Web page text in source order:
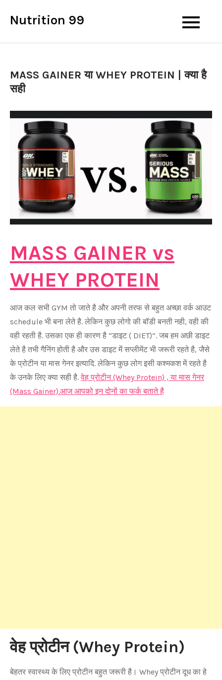
Nutrition 99
MASS GAINER या WHEY PROTEIN | क्या है
सही
MASS GAINER vs
WHEY PROTEIN
आज कल सभी GYM तो जाते है और अपनी तरफ से बहुत अच्छा वर्क आउट
schedule भी बना लेते है. लेकिन कुछ लोगो की बॉडी बनती नही, वही की
वही रहती है. उसका एक ही कारण है “डाइट ( DIET)”. जब हम अछी डाइट
लेते है तभी गैनिंग होती है और उस डाइट में सप्लीमेंट भी जरूरी रहते है, जैसे
के प्रोटीन या मास गेनर इत्यादि. लेकिन कुछ लोग इसी कश्मकश में रहते है
के उनके लिए क्या सही है.वेह प्रोटीन (Whey Protein) , या मास गेनर
(Mass Gainer).आज आपको इन दोनों का फर्क बताते है
वेह प्रोटीन (Whey Protein)
बेहतर स्वास्थ्य के लिए प्रोटीन बहुत जरूरी है। Whey प्रोटीन दूध का हे